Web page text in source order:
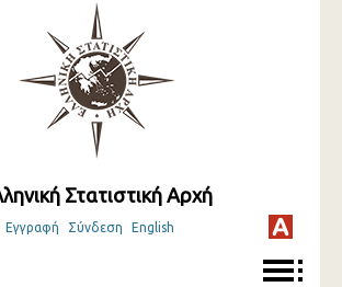
Στατιστική Αρχή
Εγγραφή Σύνδεση English